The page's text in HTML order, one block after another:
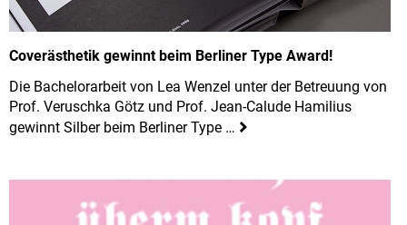
Coverästhetik gewinnt beim Berliner Type Award!
Die Bachelorarbeit von Lea Wenzel unter der Betreuung von
Prof. Veruschka Götz und Prof. Jean-Calude Hamilius
gewinnt Silber beim Berliner Type …